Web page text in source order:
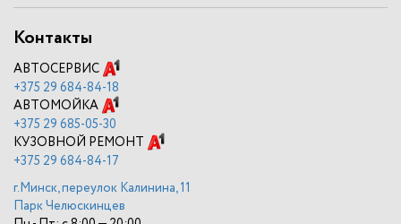
Контакты
АВТОСЕРВИС
+375 29 684-84-18
АВТОМОЙКА
+375 29 685-05-30
КУЗОВНОЙ РЕМОНТ
+375 29 684-84-17
г.Минск, переулок Калинина, 11
Парк Челюскинцев